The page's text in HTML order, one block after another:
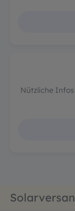
Nützliche